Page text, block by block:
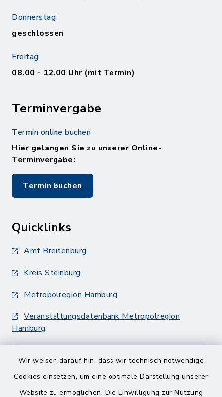
Wir weisen darauf hin, dass wir technisch notwendige
Cookies einsetzen, um eine optimale Darstellung unserer
Website zu ermöglichen. Die Einwilligung zur Nutzung
Donnerstag:
geschlossen
Freitag
08.00 - 12.00 Uhr (mit Termin)
Terminvergabe
Termin online buchen
Hier gelangen Sie zu unserer Online-
Terminvergabe:
Termin buchen
Quicklinks
Amt Breitenburg
Kreis Steinburg
Metropolregion Hamburg
Veranstaltungsdatenbank Metropolregion
Hamburg